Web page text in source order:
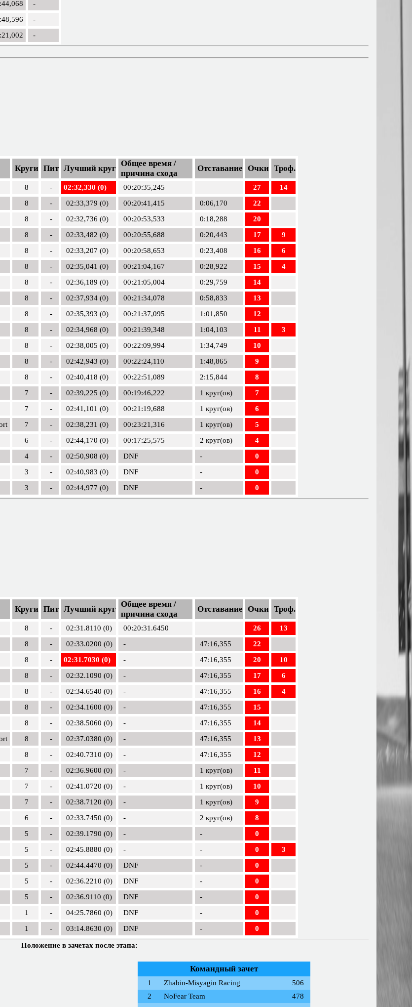
-
-
-
Круги Пит Лучший круг
Общее время /
причина схода
Отставание Очки Троф.
8 - 02:32,330 (0) 00:20:35,245 27
14
8 - 02:33,379 (0) 00:20:41,415 0:06,170
22
8 - 02:32,736 (0) 00:20:53,533 0:18,288
20
8 - 02:33,482 (0) 00:20:55,688 0:20,443 17
9
8 - 02:33,207 (0) 00:20:58,653 0:23,408 16
6
8 - 02:35,041 (0) 00:21:04,167 0:28,922 15
4
8 - 02:36,189 (0) 00:21:05,004 0:29,759
14
8 - 02:37,934 (0) 00:21:34,078 0:58,833
13
8 - 02:35,393 (0) 00:21:37,095 1:01,850
12
8 - 02:34,968 (0) 00:21:39,348 1:04,103 11
3
8 - 02:38,005 (0) 00:22:09,994 1:34,749
10
8 - 02:42,943 (0) 00:22:24,110 1:48,865
9
8 - 02:40,418 (0) 00:22:51,089 2:15,844
8
7 - 02:39,225 (0) 00:19:46,222 1 круг(ов)
7
7 - 02:41,101 (0) 00:21:19,688 1 круг(ов)
6
7 - 02:38,231 (0) 00:23:21,316 1 круг(ов)
5
6 - 02:44,170 (0) 00:17:25,575 2 круг(ов)
4
4 - 02:50,908 (0) DNF -
0
3 - 02:40,983 (0) DNF -
0
3 - 02:44,977 (0) DNF - 0
Круги Пит Лучший круг
Общее время /
причина схода
Отставание Очки Троф.
8 - 02:31.8110 (0) 00:20:31.6450 26
13
8 - 02:33.0200 (0) - 47:16,355
22
8 - 02:31.7030 (0) - 47:16,355 20
10
8 - 02:32.1090 (0) - 47:16,355 17
6
8 - 02:34.6540 (0) - 47:16,355 16
4
8 - 02:34.1600 (0) - 47:16,355
15
8 - 02:38.5060 (0) - 47:16,355
14
8 - 02:37.0380 (0) - 47:16,355
13
8 - 02:40.7310 (0) - 47:16,355
12
7 - 02:36.9600 (0) - 1 круг(ов)
11
7 - 02:41.0720 (0) - 1 круг(ов)
10
7 - 02:38.7120 (0) - 1 круг(ов)
9
6 - 02:33.7450 (0) - 2 круг(ов)
8
5 - 02:39.1790 (0) - -
0
5 - 02:45.8880 (0) - - 0
3
5 - 02:44.4470 (0) DNF -
0
5 - 02:36.2210 (0) DNF -
0
5 - 02:36.9110 (0) DNF -
0
1 - 04:25.7860 (0) DNF -
0
1 - 03:14.8630 (0) DNF - 0
Положение в зачетах после этапа:
Командный зачет
1 Zhabin-Misyagin Racing
506
2
NoFear Team
478